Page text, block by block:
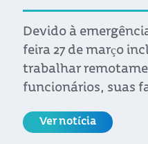
Devido à
feira 27 de março
trabalhar
funcionários, suas
Ver notícia